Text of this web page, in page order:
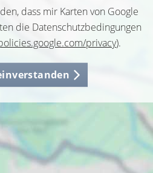
dass mir Karten von Google
die Datenschutzbedingungen
privacy).